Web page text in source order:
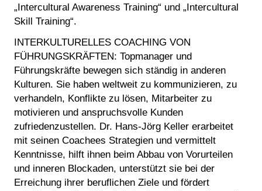
„Intercultural Awareness Training“ und „Intercultural
Skill Training“.
INTERKULTURELLES COACHING VON
FÜHRUNGSKRÄFTEN: Topmanager und
Führungskräfte bewegen sich ständig in anderen
Kulturen. Sie haben weltweit zu kommunizieren, zu
verhandeln, Konflikte zu lösen, Mitarbeiter zu
motivieren und an­spruchs­vol­le Kun­den
zufriedenzustellen. Dr. Hans-Jörg Keller erarbeitet
mit seinen Coachees Strategien und vermittelt
Kenntnisse, hilft ihnen beim Abbau von Vorurteilen
und inneren Blockaden, unterstützt sie bei der
Erreichung ihrer beruflichen Ziele und fördert